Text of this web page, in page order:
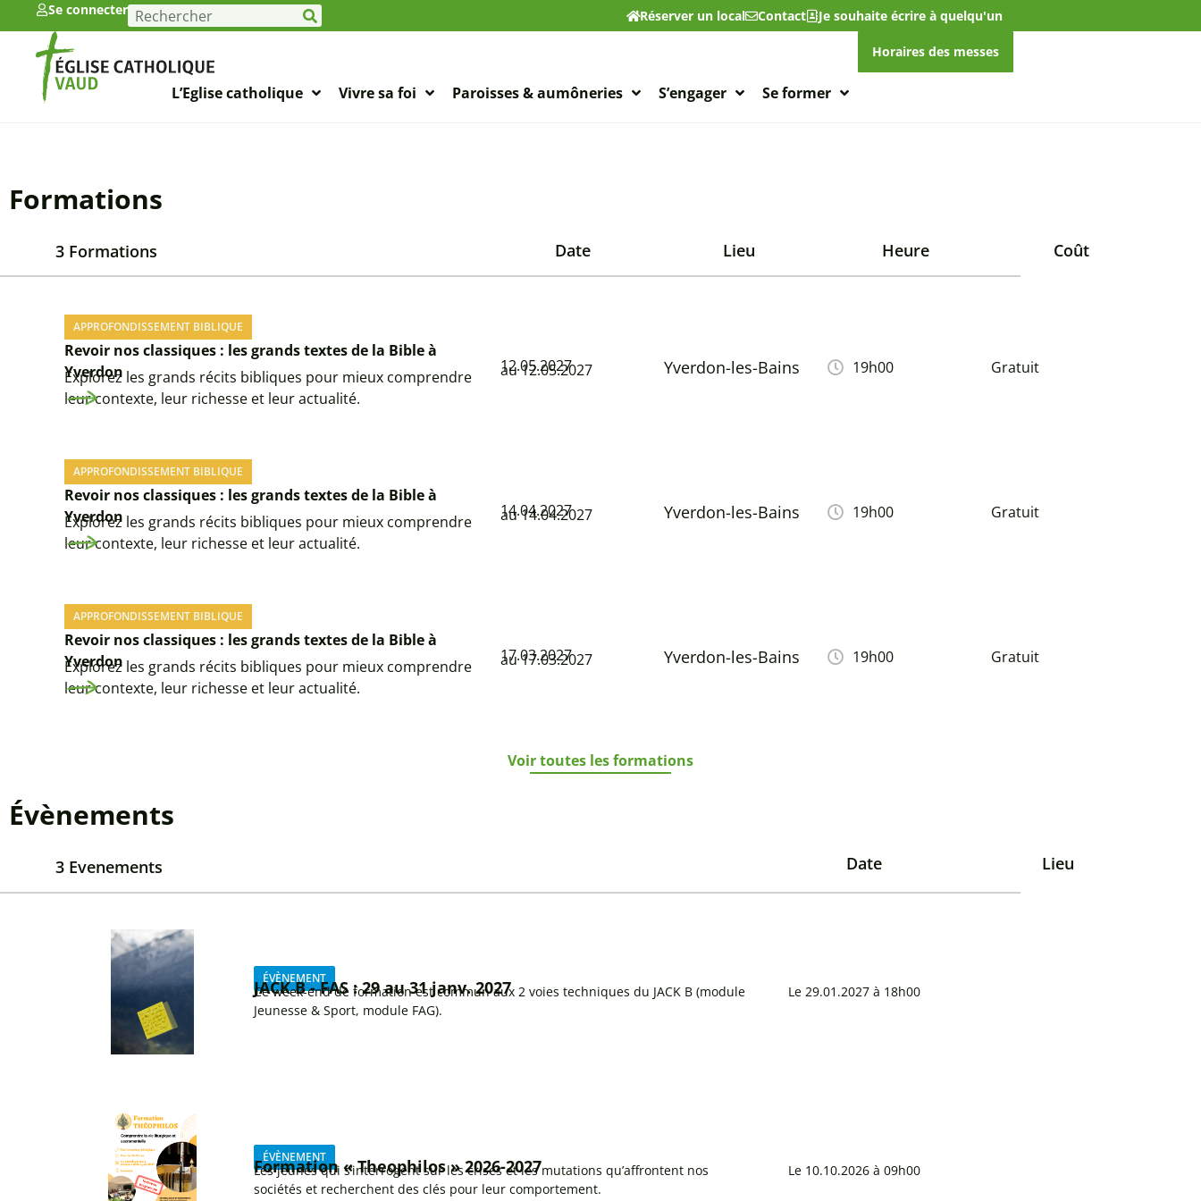
Se connecter Réserver un local Contact Je souhaite écrire à quelqu'un
L’Eglise catholique Vivre sa foi Paroisses & aumôneries S’engager Se former
Horaires des messes
Formations
3 Formations Date Lieu Heure Coût
APPROFONDISSEMENT BIBLIQUE
Revoir nos classiques : les grands textes de la Bible à
Yverdon
Explorez les grands récits bibliques pour mieux comprendre
leur contexte, leur richesse et leur actualité.
12.05.2027
au 12.05.2027 Yverdon-les-Bains 19h00 Gratuit
APPROFONDISSEMENT BIBLIQUE
Revoir nos classiques : les grands textes de la Bible à
Yverdon
Explorez les grands récits bibliques pour mieux comprendre
leur contexte, leur richesse et leur actualité.
14.04.2027
au 14.04.2027 Yverdon-les-Bains 19h00 Gratuit
APPROFONDISSEMENT BIBLIQUE
Revoir nos classiques : les grands textes de la Bible à
Yverdon
Explorez les grands récits bibliques pour mieux comprendre
leur contexte, leur richesse et leur actualité.
17.03.2027
au 17.03.2027 Yverdon-les-Bains 19h00 Gratuit
Voir toutes les formations
Évènements
3 Evenements Date Lieu
ÉVÈNEMENT
JACK B - FAS : 29 au 31 janv. 2027
Ce week-end de formation est commun aux 2 voies techniques du JACK B (module
Jeunesse & Sport, module FAG).
Le 29.01.2027 à 18h00
ÉVÈNEMENT
Formation « Theophilos » 2026-2027
Les jeunes qui s’interrogent sur les crises et les mutations qu’affrontent nos
sociétés et recherchent des clés pour leur comportement.
Le 10.10.2026 à 09h00